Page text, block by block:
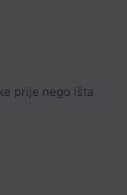
prije nego išta